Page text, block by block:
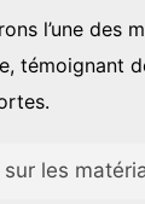
l’une des
témoignant
les